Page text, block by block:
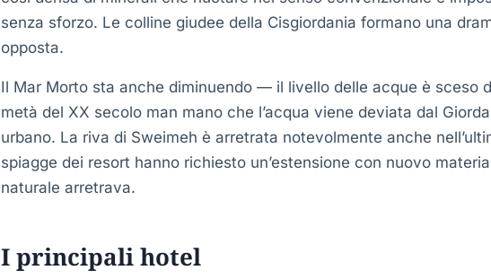
senza sforzo. Le colline giudee della Cisgiordania formano una
opposta.
Il Mar Morto sta anche diminuendo — il livello delle acque è sceso
metà del XX secolo man mano che l’acqua viene deviata dal
urbano. La riva di Sweimeh è arretrata notevolmente anche
spiagge dei resort hanno richiesto un’estensione con nuovo
naturale arretrava.
I principali hotel